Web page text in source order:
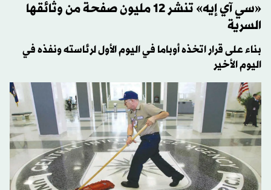
«سي آي إيه» تنشر 12 مليون صفحة من وثائقها
السرية
بناء على قرار اتخذه أوباما في اليوم الأول لرئاسته ونفذه في
اليوم الأخير